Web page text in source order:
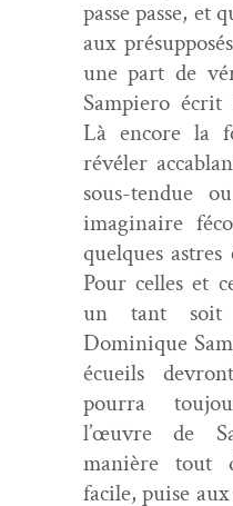
passe passe, et
aux
une part de
Sampiero écrit
Là encore la
révéler
sous-ten­due
imag­i­naire
quelques astres
Pour celles et
un tant soit
Dominique
écueils
pour­ra
l’œuvre de
manière tout
facile, puise